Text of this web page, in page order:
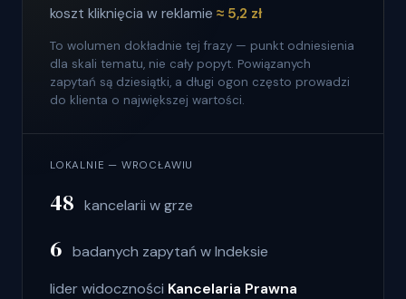
koszt kliknięcia w reklamie ≈ 5,2 zł
To wolumen dokładnie tej frazy — punkt odniesienia
dla skali tematu, nie cały popyt. Powiązanych
zapytań są dziesiątki, a długi ogon często prowadzi
do klienta o największej wartości.
LOKALNIE — WROCŁAWIU
48 kancelarii w grze
6 badanych zapytań w Indeksie
lider widoczności Kancelaria Prawna